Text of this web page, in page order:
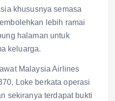
khususnya semasa
lebih ramai
halaman untuk
keluarga.
Malaysia Airlines
Loke berkata operasi
sekiranya terdapat bukti